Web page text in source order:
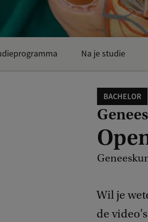
BACHELOR
Wil je
de
Na je studie